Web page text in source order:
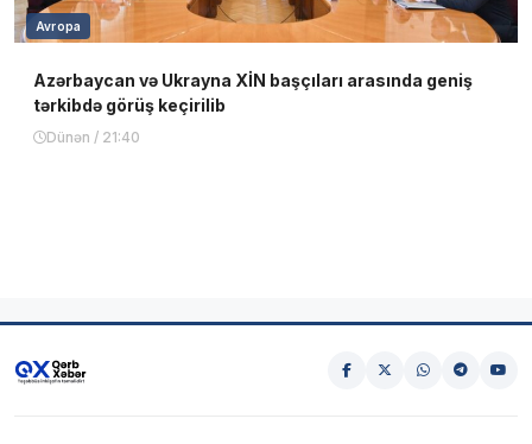
Avropa
Azərbaycan və Ukrayna XİN başçıları arasında geniş
tərkibdə görüş keçirilib
Dünən / 21:40